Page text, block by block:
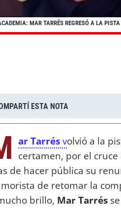
MAR TARRÉS REGRESÓ A LA PISTA
ESTA NOTA
ar Tarrésvolvió a la
certamen, por el cruce
de hacer pública su
de retomar la
brillo, Mar Tarrés